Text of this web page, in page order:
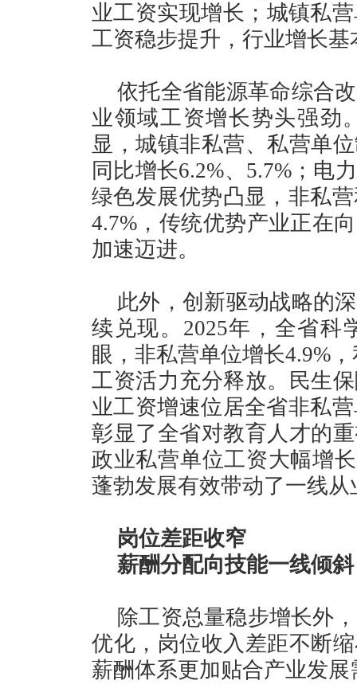
业工资实现增长；城镇私
工资稳步提升，行业增长
依托全省能源革命综合
业领域工资增长势头强劲
显，城镇非私营、私营单
同比增长6.2%、5.7%；电
绿色发展优势凸显，非私
4.7%，传统优势产业正在
加速迈进。
此外，创新驱动战略的
续兑现。2025年，全省科
眼，非私营单位增长4.9%
工资活力充分释放。民生
业工资增速位居全省非私
彰显了全省对教育人才的
政业私营单位工资大幅增
蓬勃发展有效带动了一线
岗位差距收窄
薪酬分配向技能一线倾斜
除工资总量稳步增长外
优化，岗位收入差距不断
薪酬体系更加贴合产业发展